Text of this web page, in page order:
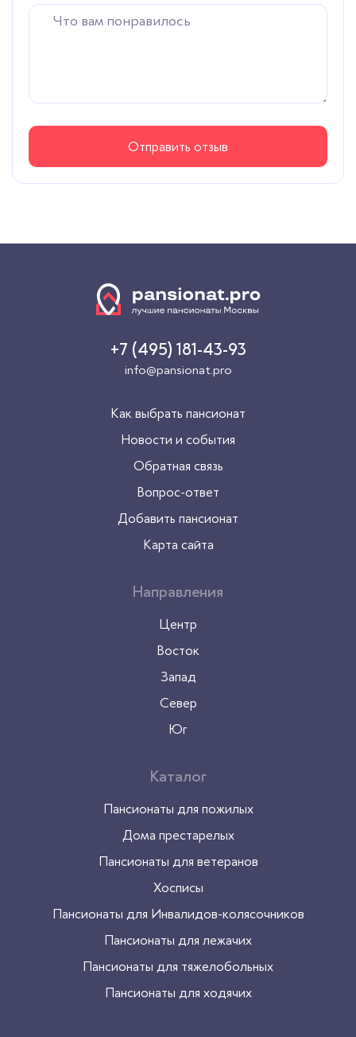
Отправить отзыв
+7 (495) 181-43-93
info@pansionat.pro
Как выбрать пансионат
Новости и события
Обратная связь
Вопрос-ответ
Добавить пансионат
Карта сайта
Направления
Центр
Восток
Запад
Север
Юг
Каталог
Пансионаты для пожилых
Дома престарелых
Пансионаты для ветеранов
Хосписы
Пансионаты для Инвалидов-колясочников
Пансионаты для лежачих
Пансионаты для тяжелобольных
Пансионаты для ходячих